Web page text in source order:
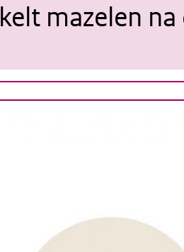
mazelen